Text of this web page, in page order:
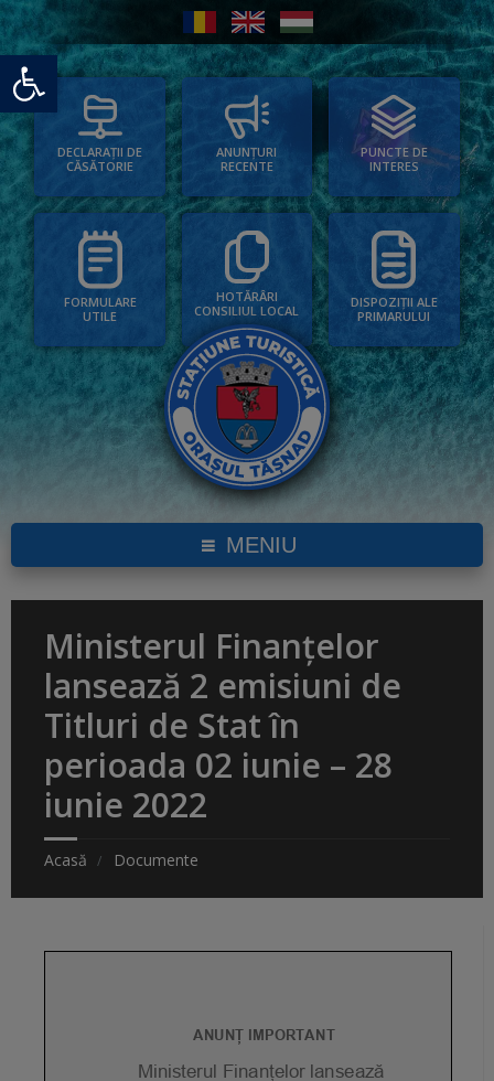
Deschide bara de unelte
DECLARAȚII DE
CĂSĂTORIE
ANUNȚURI
RECENTE
PUNCTE DE
INTERES
FORMULARE
UTILE
HOTĂRÂRI
CONSILIUL LOCAL
DISPOZIȚII ALE
PRIMARULUI
MENIU
Ministerul Finanțelor
lansează 2 emisiuni de
Titluri de Stat în
perioada 02 iunie – 28
iunie 2022
Acasă Documente